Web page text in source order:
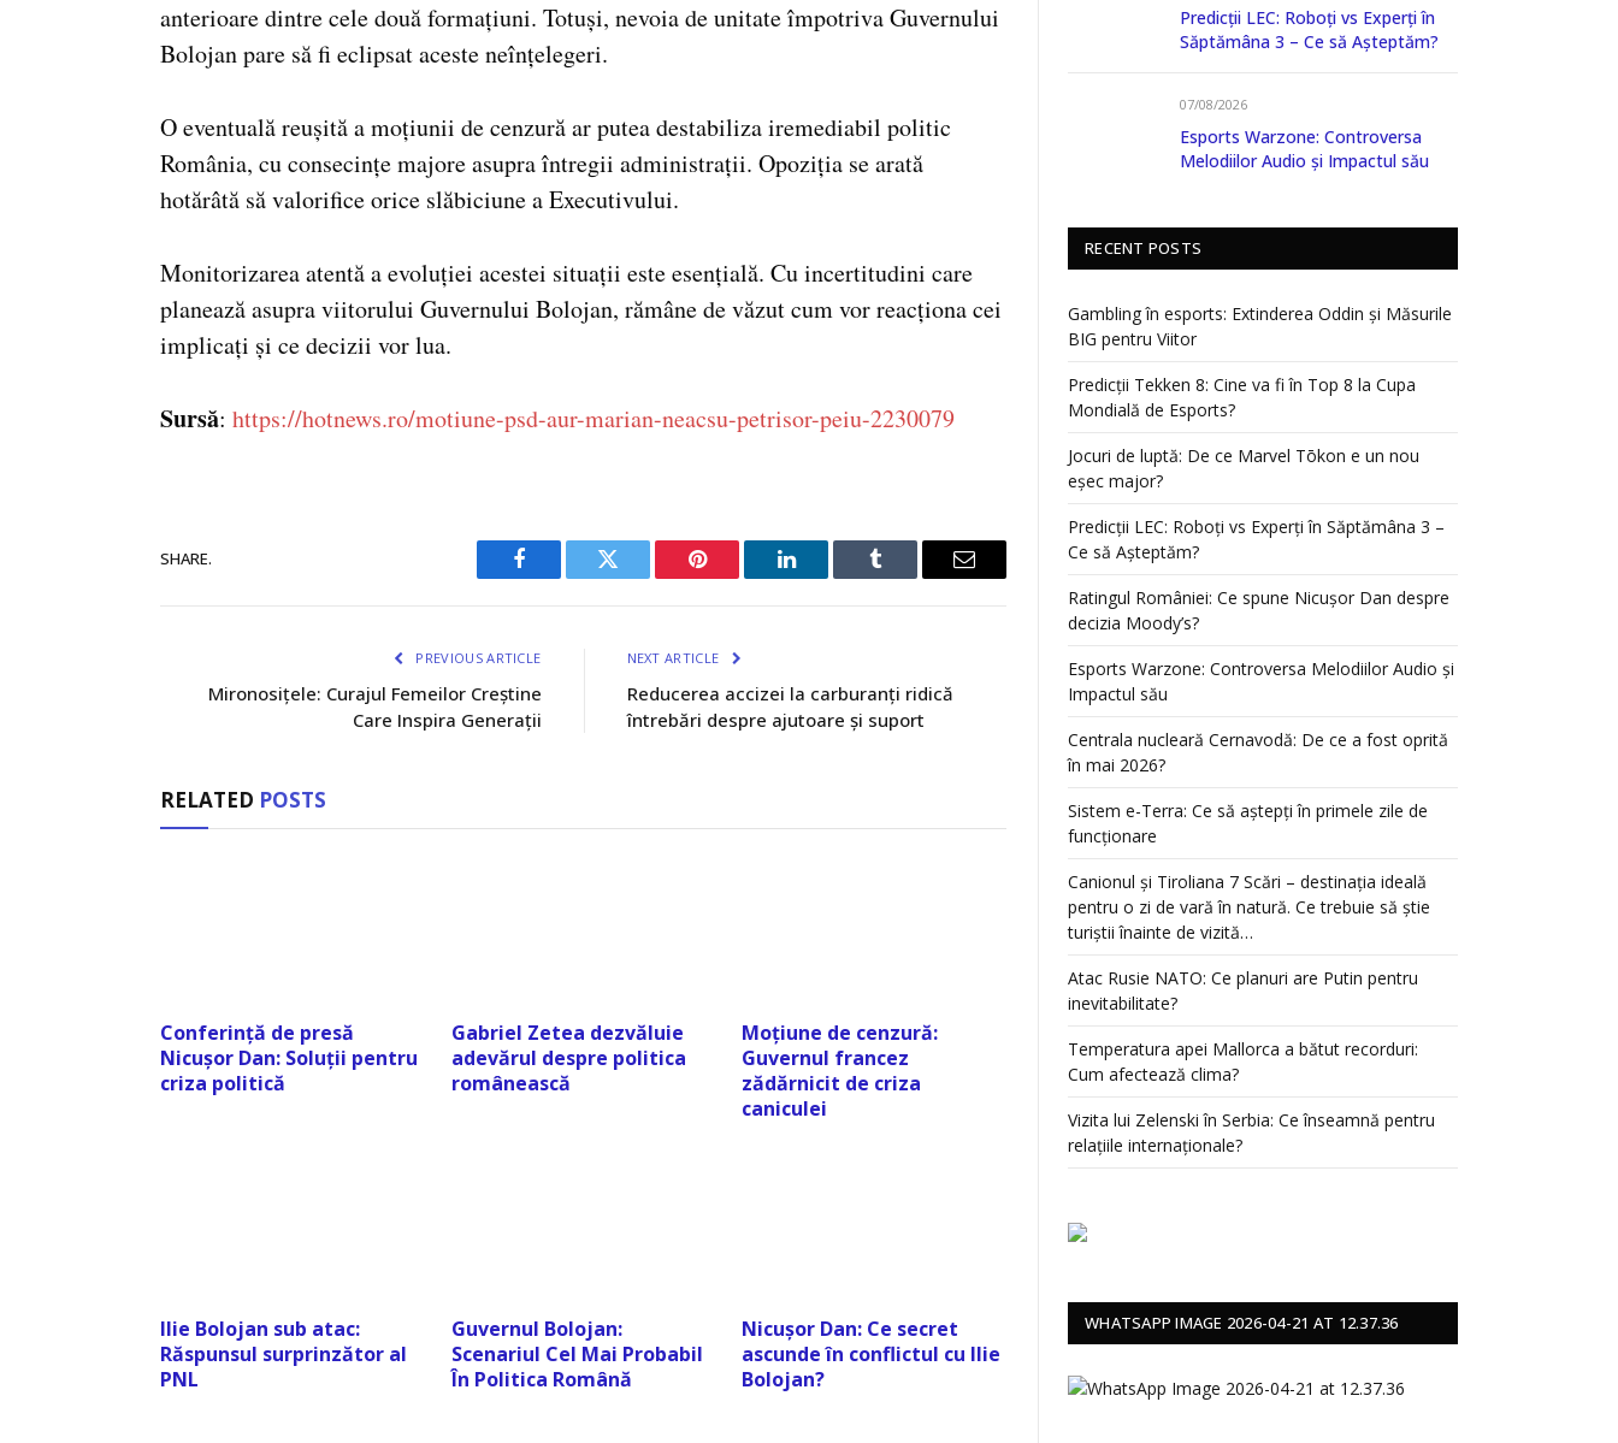
anterioare dintre cele două formațiuni. Totuși, nevoia de unitate împotriva Guvernului
Bolojan pare să fi eclipsat aceste neînțelegeri.
O eventuală reușită a moțiunii de cenzură ar putea destabiliza iremediabil politic
România, cu consecințe majore asupra întregii administrații. Opoziția se arată
hotărâtă să valorifice orice slăbiciune a Executivului.
Monitorizarea atentă a evoluției acestei situații este esențială. Cu incertitudini care
planează asupra viitorului Guvernului Bolojan, rămâne de văzut cum vor reacționa cei
implicați și ce decizii vor lua.
Sursă: https://hotnews.ro/motiune-psd-aur-marian-neacsu-petrisor-peiu-2230079
SHARE.
Facebook Twitter Pinterest LinkedIn Tumblr Email
PREVIOUS ARTICLE
Mironosițele: Curajul Femeilor Creștine
Care Inspira Generații
NEXT ARTICLE
Reducerea accizei la carburanți ridică
întrebări despre ajutoare și suport
RELATED POSTS
Conferință de presă
Nicușor Dan: Soluții pentru
criza politică
Gabriel Zetea dezvăluie
adevărul despre politica
românească
Moțiune de cenzură:
Guvernul francez
zădărnicit de criza
caniculei
Ilie Bolojan sub atac:
Răspunsul surprinzător al
PNL
Guvernul Bolojan:
Scenariul Cel Mai Probabil
În Politica Română
Nicușor Dan: Ce secret
ascunde în conflictul cu Ilie
Bolojan?
Predicții LEC: Roboți vs Experți în
Săptămâna 3 – Ce să Așteptăm?
07/08/2026
Esports Warzone: Controversa
Melodiilor Audio și Impactul său
RECENT POSTS
Gambling în esports: Extinderea Oddin și Măsurile
BIG pentru Viitor
Predicții Tekken 8: Cine va fi în Top 8 la Cupa
Mondială de Esports?
Jocuri de luptă: De ce Marvel Tōkon e un nou
eșec major?
Predicții LEC: Roboți vs Experți în Săptămâna 3 –
Ce să Așteptăm?
Ratingul României: Ce spune Nicușor Dan despre
decizia Moody’s?
Esports Warzone: Controversa Melodiilor Audio și
Impactul său
Centrala nucleară Cernavodă: De ce a fost oprită
în mai 2026?
Sistem e-Terra: Ce să aștepți în primele zile de
funcționare
Canionul și Tiroliana 7 Scări – destinația ideală
pentru o zi de vară în natură. Ce trebuie să știe
turiștii înainte de vizită…
Atac Rusie NATO: Ce planuri are Putin pentru
inevitabilitate?
Temperatura apei Mallorca a bătut recorduri:
Cum afectează clima?
Vizita lui Zelenski în Serbia: Ce înseamnă pentru
relațiile internaționale?
WHATSAPP IMAGE 2026-04-21 AT 12.37.36